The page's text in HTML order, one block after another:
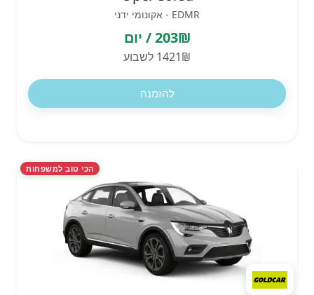
EDMR - אקונומי ידני
203₪ / יום
1421₪ לשבוע
להזמנה
הכי טוב למשפחות